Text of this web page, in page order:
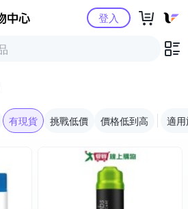
Yahoo購物中心登入
有現貨 挑戰低價 價格低到高 適